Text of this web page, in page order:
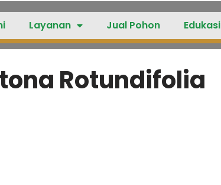
Layanan Jual Pohon Edukasi
Rotundifolia